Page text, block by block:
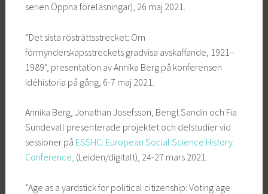
serien Öppna föreläsningar), 26 maj 2021.
”Det sista rösträttsstrecket: Om
förmynderskapsstreckets gradvisa avskaffande, 1921–
1989”, presentation av Annika Berg på konferensen
Idéhistoria på gång, 6-7 maj 2021.
Annika Berg, Jonathan Josefsson, Bengt Sandin och Fia
Sundevall presenterade projektet och delstudier vid
sessioner på ESSHC: European Social Science History
Conference, (Leiden/digitalt), 24-27 mars 2021.
”Age as a yardstick for political citizenship: Voting age